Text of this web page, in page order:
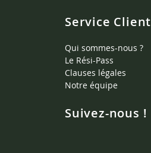
Service Client
Qui sommes-nous ?
Le Rési-Pass
Clauses légales
Notre équipe
Suivez-nous !